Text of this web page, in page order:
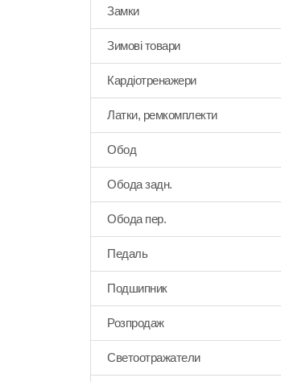
Замки
Зимові товари
Кардіотренажери
Латки, ремкомплекти
Обод
Обода задн.
Обода пер.
Педаль
Подшипник
Розпродаж
Светоотражатели